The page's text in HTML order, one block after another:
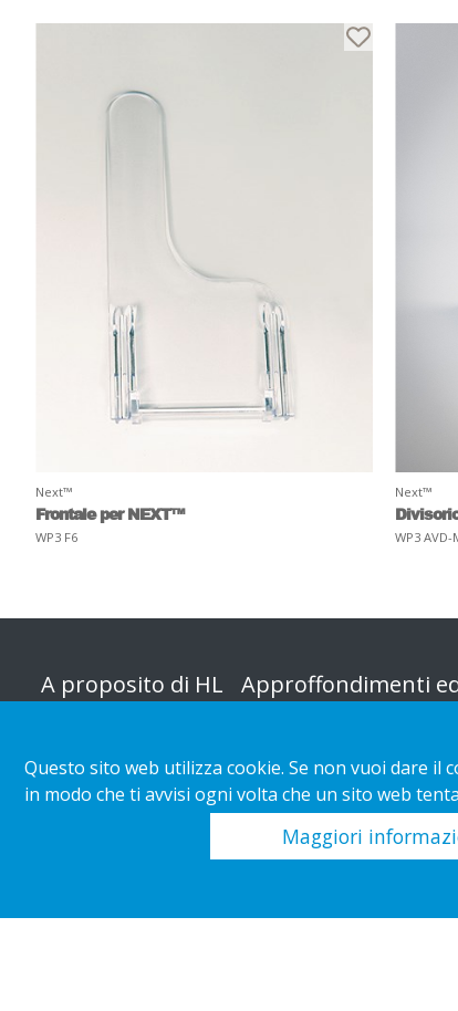
Next™
Frontale per NEXT™
WP3 F6
Next™
WP3 AVD-
A proposito di HL
Responsabilità
d'impresa
Approffondimenti
Installazioni dei clienti
Tendenze di vendita al
acquisto
Questo sito web utilizza cookie. Se non vuoi dare
in modo che ti avvisi ogni volta che un sito web
Maggiori